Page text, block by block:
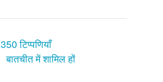
350 टिप्पणियाँ
बातचीत में शामिल हों